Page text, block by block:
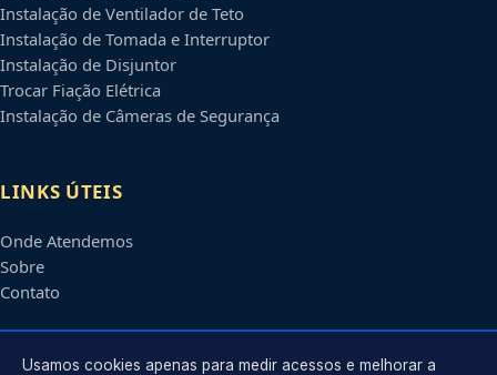
Instalação de Ventilador de Teto
Instalação de Tomada e Interruptor
Instalação de Disjuntor
Trocar Fiação Elétrica
Instalação de Câmeras de Segurança
LINKS ÚTEIS
Onde Atendemos
Sobre
Contato
CONTATO
Usamos cookies apenas para medir acessos e melhorar a